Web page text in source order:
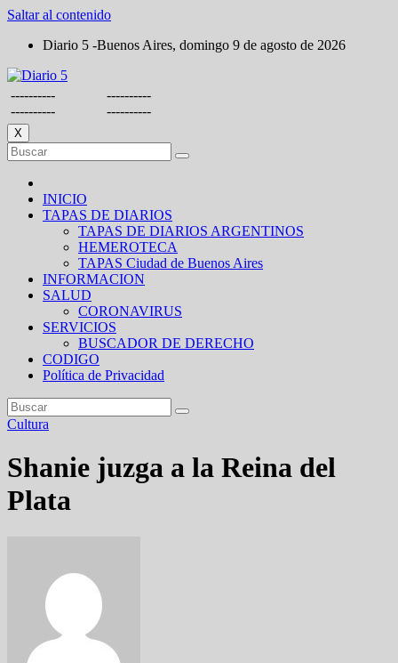
Saltar al contenido
Diario 5 -Buenos Aires, domingo 9 de agosto de 2026
----------
----------
----------
----------
X
INICIO
TAPAS DE DIARIOS
TAPAS DE DIARIOS ARGENTINOS
HEMEROTECA
TAPAS Ciudad de Buenos Aires
INFORMACION
SALUD
CORONAVIRUS
SERVICIOS
BUSCADOR DE DERECHO
CODIGO
Política de Privacidad
Cultura
Shanie juzga a la Reina del
Plata